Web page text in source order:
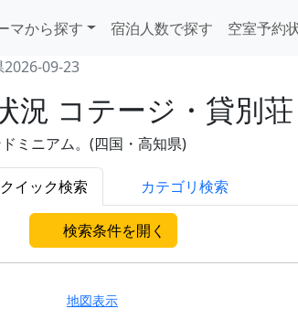
マから探す 宿泊人数で探す 空室予約
2026-09-23
況 コテージ・貸別
ミニアム。(四国・高知県)
クイック検索 カテゴリ検索
検索条件を開く
地図表示